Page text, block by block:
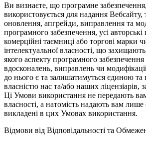
Ви визнаєте, що програмне
використовується для надання Вебсайту,
оновлення, апгрейди, виправлення та
програмного забезпечення, усі
комерційні таємниці або торгові марки
інтелектуальної власності, що
якого аспекту програмного
вдосконалень, виправлень чи
до нього є та залишатимуться єдиною
власністю нас та/або наших ліцензіарів,
Ці Умови використання не передають
власності, а натомість надають вам
викладені в цих Умовах використання.
Відмови від Відповідальності та